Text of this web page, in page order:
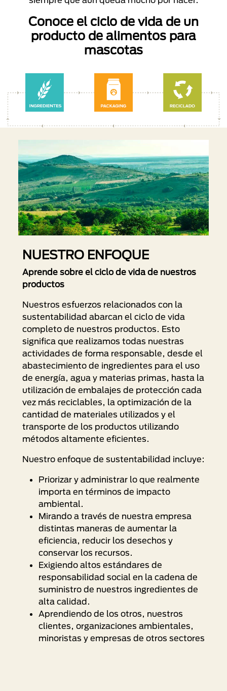
Conoce el ciclo de vida de un
producto de alimentos para
mascotas
NUESTRO ENFOQUE
Aprende sobre el ciclo de vida de nuestros
productos
Nuestros esfuerzos relacionados con la
sustentabilidad abarcan el ciclo de vida
completo de nuestros productos. Esto
significa que realizamos todas nuestras
actividades de forma responsable, desde el
abastecimiento de ingredientes para el uso
de energía, agua y materias primas, hasta la
utilización de embalajes de protección cada
vez más reciclables, la optimización de la
cantidad de materiales utilizados y el
transporte de los productos utilizando
métodos altamente eficientes.
Nuestro enfoque de sustentabilidad incluye:
Priorizar y administrar lo que realmente
importa en términos de impacto
ambiental.
Mirando a través de nuestra empresa
distintas maneras de aumentar la
eficiencia, reducir los desechos y
conservar los recursos.
Exigiendo altos estándares de
responsabilidad social en la cadena de
suministro de nuestros ingredientes de
alta calidad.
Aprendiendo de los otros, nuestros
clientes, organizaciones ambientales,
minoristas y empresas de otros sectores